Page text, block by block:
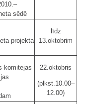
sēdē
projekta
līdz
13.oktobrim
komitejas
22.oktobris
(plkst.10.00–
12.00)